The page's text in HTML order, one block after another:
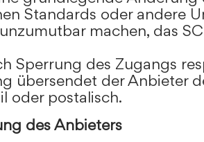
Standards oder andere
machen, das
Sperrung des Zugangs
übersendet der Anbieter
oder postalisch.
des Anbieters